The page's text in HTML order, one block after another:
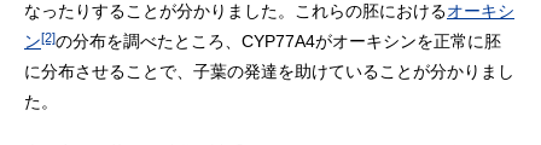
なったりすることが分かりました。これらの胚におけるオーキシ
ン[2]の分布を調べたところ、CYP77A4がオーキシンを正常に胚
に分布させることで、子葉の発達を助けていることが分かりまし
た。